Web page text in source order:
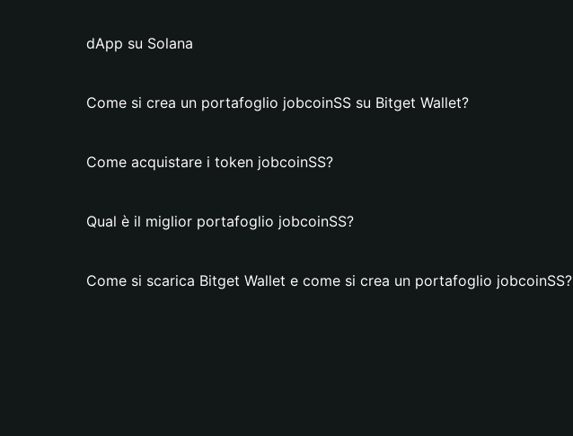
dApp su Solana
Come si crea un portafoglio jobcoinSS su Bitget Wallet?
Come acquistare i token jobcoinSS?
Qual è il miglior portafoglio jobcoinSS?
Come si scarica Bitget Wallet e come si crea un portafoglio jobcoinSS?